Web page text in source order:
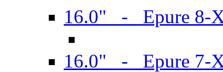
16.0" - Epure 8-
16.0" - Epure 7-